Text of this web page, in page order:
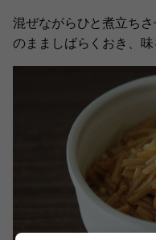
混ぜながらひと煮立ち
のまましばらくおき、味